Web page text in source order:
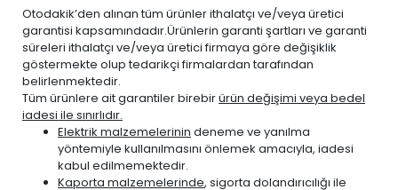
Otodakik’den alınan tüm ürünler ithalatçı ve/veya üretici
garantisi kapsamındadır.Ürünlerin garanti şartları ve garanti
süreleri ithalatçı ve/veya üretici firmaya göre değişiklik
göstermekte olup tedarikçi firmalardan tarafından
belirlenmektedir.
Tüm ürünlere ait garantiler birebirürün değişimi veya bedel
iadesi ile sınırlıdır.
Elektrik malzemelerinin deneme ve yanılma
yöntemiyle kullanılmasını önlemek amacıyla, iadesi
kabul edilmemektedir.
Kaporta malzemelerinde, sigorta dolandırıcılığı ile